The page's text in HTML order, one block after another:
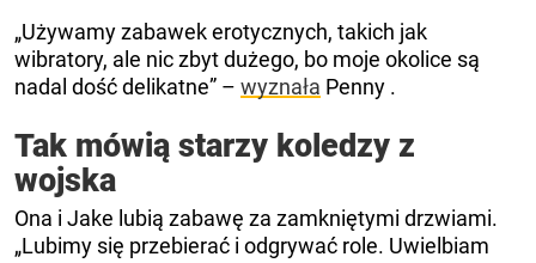
„Używamy zabawek erotycznych, takich jak
wibratory, ale nic zbyt dużego, bo moje okolice są
nadal dość delikatne” – wyznała Penny .
Tak mówią starzy koledzy z
wojska
Ona i Jake lubią zabawę za zamkniętymi drzwiami.
„Lubimy się przebierać i odgrywać role. Uwielbiam